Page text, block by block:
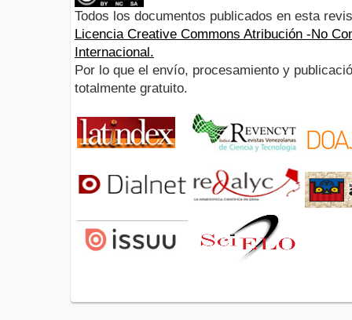
Todos los documentos publicados en esta
Licencia Creative Commons Atribución -No
Internacional.
Por lo que el envío, procesamiento y
totalmente gratuito.